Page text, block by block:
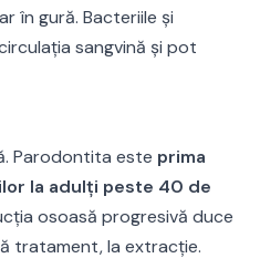
în gură. Bacteriile și
sangvină și pot
Parodontita este prima
la adulți peste 40 de
osoasă progresivă duce
tratament, la extracție.